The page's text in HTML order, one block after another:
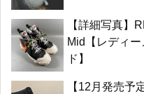
【詳細写真】
Mid【レディ
ド】
【12月発売予